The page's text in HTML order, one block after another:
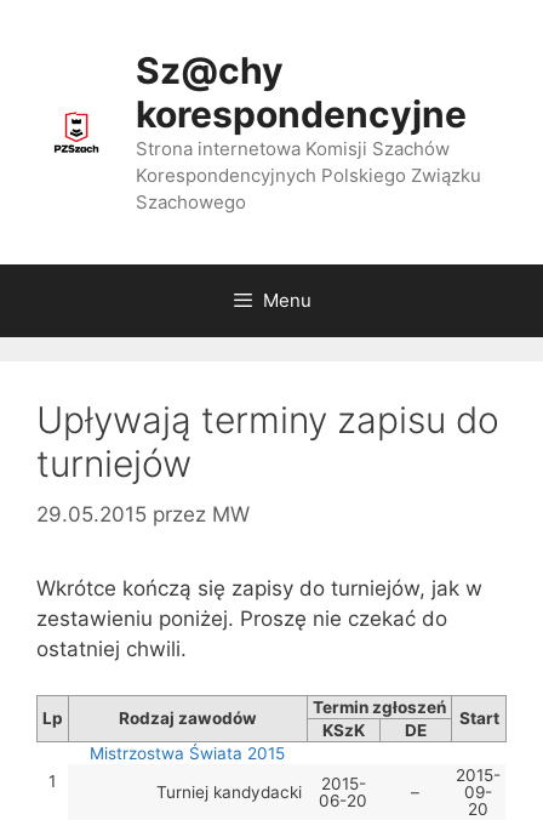
Sz@chy
korespondencyjne
Strona internetowa Komisji Szachów
Korespondencyjnych Polskiego Związku
Szachowego
Menu
Upływają terminy zapisu do
turniejów
29.05.2015 przez MW
Wkrótce kończą się zapisy do turniejów, jak w
zestawieniu poniżej. Proszę nie czekać do
ostatniej chwili.
Lp Rodzaj zawodów
Termin zgłoszeń
Start
KSzK DE
1
Mistrzostwa Świata 2015
Turniej kandydacki
2015-
06-20
–
2015-
09-
20